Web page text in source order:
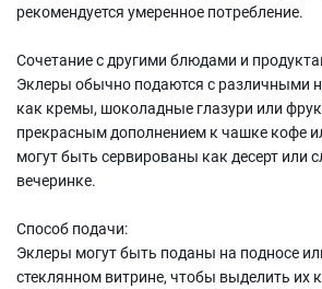
рекомендуется умеренное потребление.
Сочетание с другими блюдами и
Эклеры обычно подаются с различными
как кремы, шоколадные глазури или
прекрасным дополнением к чашке кофе
могут быть сервированы как десерт или
вечеринке.
Способ подачи:
Эклеры могут быть поданы на подносе
стеклянном витрине, чтобы выделить их